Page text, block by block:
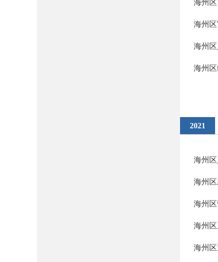
海州
海州
海州
海州
2021
海州
海州
海州
海州
海州